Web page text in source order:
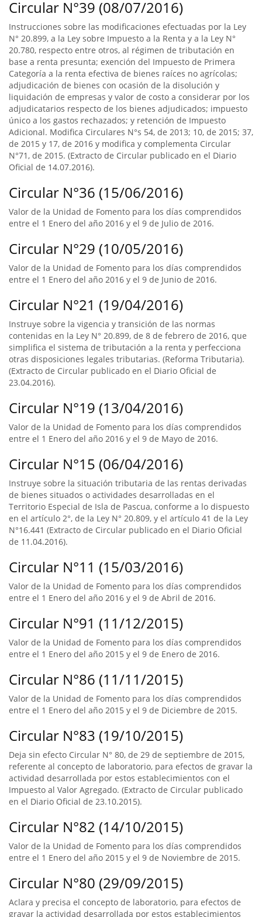
Circular N°39 (08/07/2016)
Instrucciones sobre las modificaciones efectuadas por la Ley
N° 20.899, a la Ley sobre Impuesto a la Renta y a la Ley N°
20.780, respecto entre otros, al régimen de tributación en
base a renta presunta; exención del Impuesto de Primera
Categoría a la renta efectiva de bienes raíces no agrícolas;
adjudicación de bienes con ocasión de la disolución y
liquidación de empresas y valor de costo a considerar por los
adjudicatarios respecto de los bienes adjudicados; impuesto
único a los gastos rechazados; y retención de Impuesto
Adicional. Modifica Circulares N°s 54, de 2013; 10, de 2015; 37,
de 2015 y 17, de 2016 y modifica y complementa Circular
N°71, de 2015. (Extracto de Circular publicado en el Diario
Oficial de 14.07.2016).
Circular N°36 (15/06/2016)
Valor de la Unidad de Fomento para los días comprendidos
entre el 1 Enero del año 2016 y el 9 de Julio de 2016.
Circular N°29 (10/05/2016)
Valor de la Unidad de Fomento para los días comprendidos
entre el 1 Enero del año 2016 y el 9 de Junio de 2016.
Circular N°21 (19/04/2016)
Instruye sobre la vigencia y transición de las normas
contenidas en la Ley N° 20.899, de 8 de febrero de 2016, que
simplifica el sistema de tributación a la renta y perfecciona
otras disposiciones legales tributarias. (Reforma Tributaria).
(Extracto de Circular publicado en el Diario Oficial de
23.04.2016).
Circular N°19 (13/04/2016)
Valor de la Unidad de Fomento para los días comprendidos
entre el 1 Enero del año 2016 y el 9 de Mayo de 2016.
Circular N°15 (06/04/2016)
Instruye sobre la situación tributaria de las rentas derivadas
de bienes situados o actividades desarrolladas en el
Territorio Especial de Isla de Pascua, conforme a lo dispuesto
en el artículo 2°, de la Ley N° 20.809, y el artículo 41 de la Ley
N°16.441 (Extracto de Circular publicado en el Diario Oficial
de 11.04.2016).
Circular N°11 (15/03/2016)
Valor de la Unidad de Fomento para los días comprendidos
entre el 1 Enero del año 2016 y el 9 de Abril de 2016.
Circular N°91 (11/12/2015)
Valor de la Unidad de Fomento para los días comprendidos
entre el 1 Enero del año 2015 y el 9 de Enero de 2016.
Circular N°86 (11/11/2015)
Valor de la Unidad de Fomento para los días comprendidos
entre el 1 Enero del año 2015 y el 9 de Diciembre de 2015.
Circular N°83 (19/10/2015)
Deja sin efecto Circular N° 80, de 29 de septiembre de 2015,
referente al concepto de laboratorio, para efectos de gravar la
actividad desarrollada por estos establecimientos con el
Impuesto al Valor Agregado. (Extracto de Circular publicado
en el Diario Oficial de 23.10.2015).
Circular N°82 (14/10/2015)
Valor de la Unidad de Fomento para los días comprendidos
entre el 1 Enero del año 2015 y el 9 de Noviembre de 2015.
Circular N°80 (29/09/2015)
Aclara y precisa el concepto de laboratorio, para efectos de
gravar la actividad desarrollada por estos establecimientos